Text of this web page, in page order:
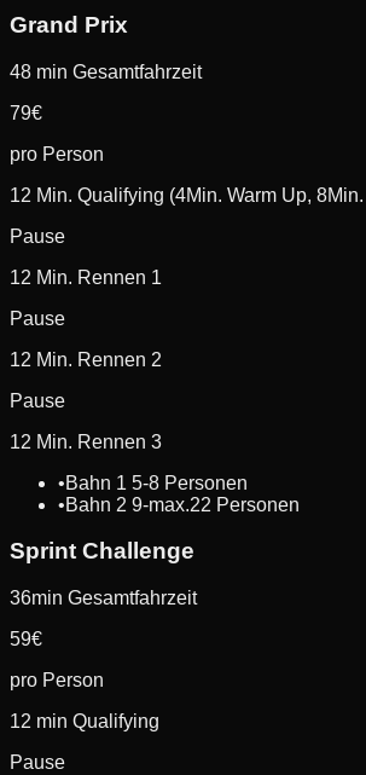
Grand Prix
48 min Gesamtfahrzeit
79€
pro Person
12 Min. Qualifying (4Min. Warm Up,
Pause
12 Min. Rennen 1
Pause
12 Min. Rennen 2
Pause
12 Min. Rennen 3
•Bahn 1 5-8 Personen
•Bahn 2 9-max.22 Personen
Sprint Challenge
36min Gesamtfahrzeit
59€
pro Person
12 min Qualifying
Pause